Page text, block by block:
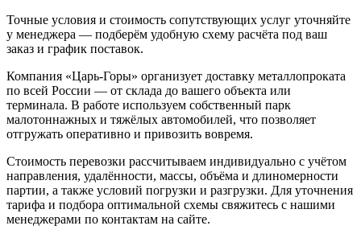
Точные условия и стоимость сопутствующих услуг уточняйте
у менеджера — подберём удобную схему расчёта под ваш
заказ и график поставок.
Компания «Царь-Горы» организует доставку металлопроката
по всей России — от склада до вашего объекта или
терминала. В работе используем собственный парк
малотоннажных и тяжёлых автомобилей, что позволяет
отгружать оперативно и привозить вовремя.
Стоимость перевозки рассчитываем индивидуально с учётом
направления, удалённости, массы, объёма и длиномерности
партии, а также условий погрузки и разгрузки. Для уточнения
тарифа и подбора оптимальной схемы свяжитесь с нашими
менеджерами по контактам на сайте.